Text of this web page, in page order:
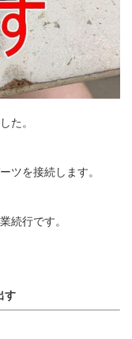
た。
ツを接続します。
続行です。
す